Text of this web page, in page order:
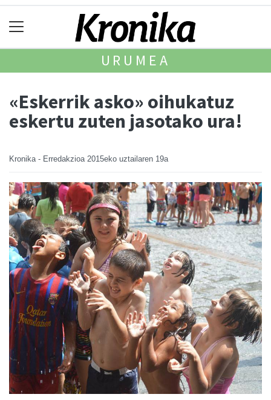
URUMEA
«Eskerrik asko» oihukatuz
eskertu zuten jasotako ura!
Kronika - Erredakzioa 2015eko uztailaren 19a